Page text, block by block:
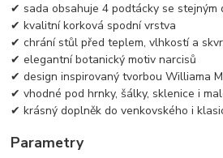
✔ sada obsahuje 4 podtácky se stejným
✔ kvalitní korková spodní vrstva
✔ chrání stůl před teplem, vlhkostí a
✔ elegantní botanický motiv narcisů
✔ design inspirovaný tvorbou Williama
✔ vhodné pod hrnky, šálky, sklenice i
✔ krásný doplněk do venkovského i
Parametry